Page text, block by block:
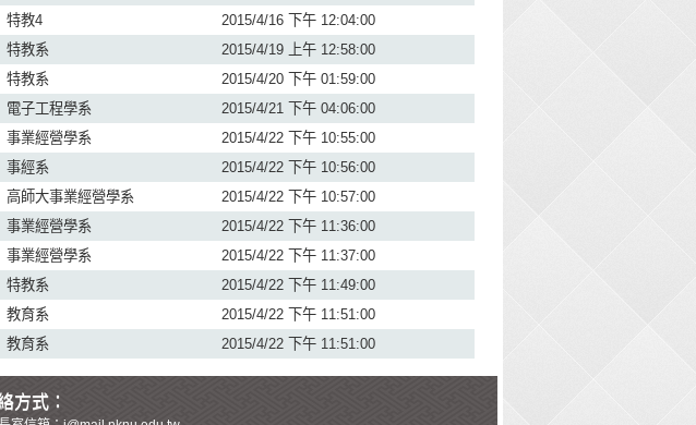
特教4
2015/4/16 下午 12:04:00
特教系
2015/4/19 上午 12:58:00
特教系
2015/4/20 下午 01:59:00
電子工程學系
2015/4/21 下午 04:06:00
事業經營學系
2015/4/22 下午 10:55:00
事經系
2015/4/22 下午 10:56:00
高師大事業經營學系
2015/4/22 下午 10:57:00
事業經營學系
2015/4/22 下午 11:36:00
事業經營學系
2015/4/22 下午 11:37:00
特教系
2015/4/22 下午 11:49:00
教育系
2015/4/22 下午 11:51:00
教育系 2015/4/22 下午 11:51:00
方式：